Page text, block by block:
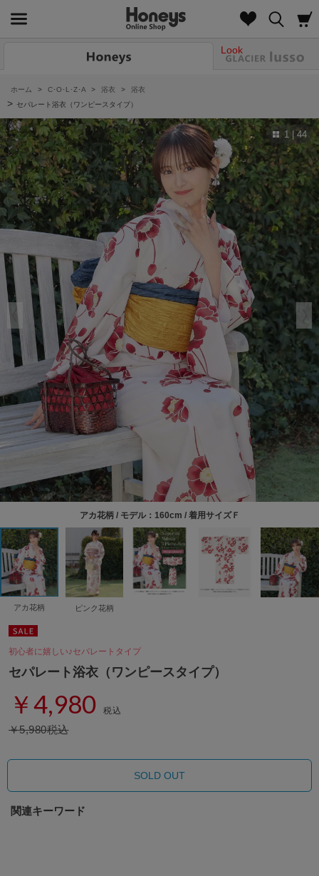
Look
ホーム > C･O･L･Z･A > 浴衣 > 浴衣
> セパレート浴衣（ワンピースタイプ）
1 | 44
アカ花柄 / モデル：160cm / 着用サイズＦ
アカ花柄 ピンク花柄
初心者に嬉しい♪セパレートタイプ
セパレート浴衣（ワンピースタイプ）
￥4,980 税込
￥5,980税込
SOLD OUT
関連キーワード